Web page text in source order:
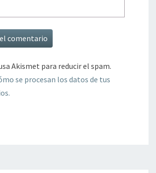
Akismet para reducir el spam.
se procesan los datos de tus